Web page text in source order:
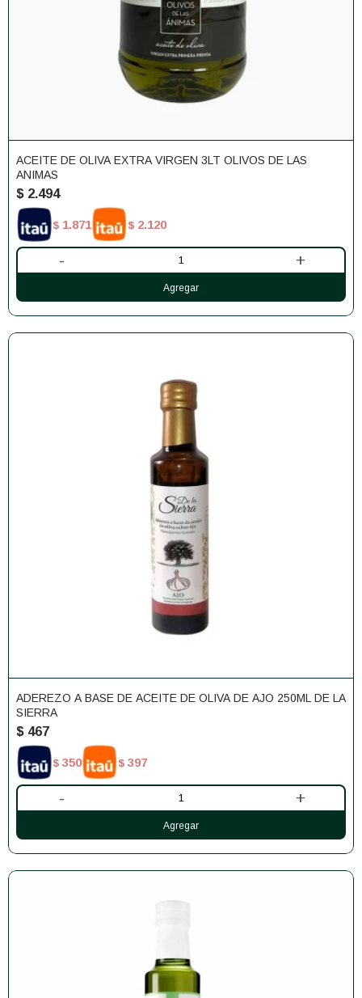
ACEITE DE OLIVA EXTRA VIRGEN 3LT OLIVOS DE LAS
ANIMAS
$ 2.494
$ 1.871 $ 2.120
- +
ADEREZO A BASE DE ACEITE DE OLIVA DE AJO 250ML DE LA
SIERRA
$ 467
$ 350 $ 397
- +